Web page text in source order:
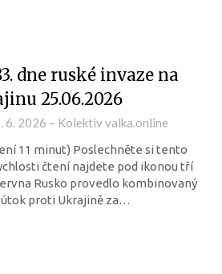
dne ruské invaze na
25.06.2026
6. 2026 – Kolektiv valka.online
11 minut) Poslechněte si tento
čtení najdete pod ikonou tří
Rusko provedlo kombinovaný
útok proti Ukrajině za…